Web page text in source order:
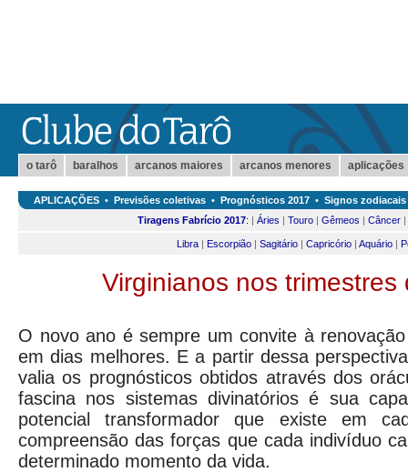
o tarô baralhos arcanos maiores arcanos menores aplicações
APLICAÇÕES • Previsões coletivas • Prognósticos 2017 • Signos zodiacais
Tiragens Fabrício 2017: | Áries | Touro| Gêmeos | Câncer|
Libra| Escorpião| Sagitário| Capricório| Aquário|
Virginianos nos trimestres
O novo ano é sempre um convite à
em dias melhores. E a partir dessa
valia os prognósticos obtidos através dos
fascina nos sistemas divinatórios é sua
potencial transformador que existe em
compreensão das forças que cada indivíduo
determinado momento da vida.